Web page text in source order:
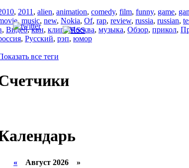
, 2011 , alien, animation, comedy, film, funny, game,
, music, new, Nokia, Of, rap, review, russia, russian,
, Видео,квн, клип,Москва, музыка, Обзор, прикол,
, Русский, рэп, юмор
все теги
« Август 2026 »